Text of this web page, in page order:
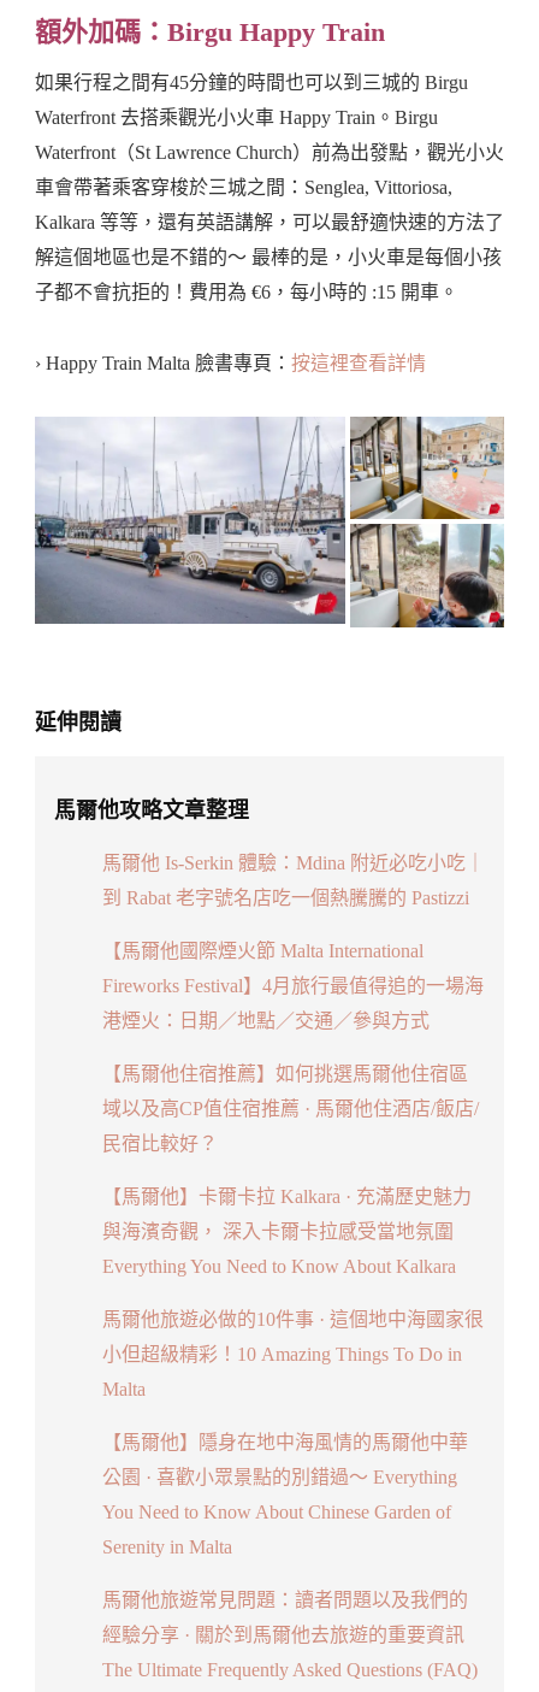
額外加碼：Birgu Happy Train
如果行程之間有45分鐘的時間也可以到三城的 Birgu
Waterfront 去搭乘觀光小火車 Happy Train。Birgu
Waterfront（St Lawrence Church）前為出發點，觀光小火
車會帶著乘客穿梭於三城之間：Senglea, Vittoriosa,
Kalkara 等等，還有英語講解，可以最舒適快速的方法了
解這個地區也是不錯的～ 最棒的是，小火車是每個小孩
子都不會抗拒的！費用為 €6，每小時的 :15 開車。
› Happy Train Malta 臉書專頁： 按這裡查看詳情
延伸閱讀
馬爾他攻略文章整理
馬爾他 Is-Serkin 體驗：Mdina 附近必吃小吃｜
到 Rabat 老字號名店吃一個熱騰騰的 Pastizzi
【馬爾他國際煙火節 Malta International
Fireworks Festival】4月旅行最值得追的一場海
港煙火：日期／地點／交通／參與方式
【馬爾他住宿推薦】如何挑選馬爾他住宿區
域以及高CP值住宿推薦 · 馬爾他住酒店/飯店/
民宿比較好？
【馬爾他】卡爾卡拉 Kalkara · 充滿歷史魅力
與海濱奇觀， 深入卡爾卡拉感受當地氛圍
Everything You Need to Know About Kalkara
馬爾他旅遊必做的10件事 · 這個地中海國家很
小但超級精彩！10 Amazing Things To Do in
Malta
【馬爾他】隱身在地中海風情的馬爾他中華
公園 · 喜歡小眾景點的別錯過～ Everything
You Need to Know About Chinese Garden of
Serenity in Malta
馬爾他旅遊常見問題：讀者問題以及我們的
經驗分享 · 關於到馬爾他去旅遊的重要資訊
The Ultimate Frequently Asked Questions (FAQ)